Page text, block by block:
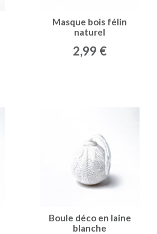
Masque bois félin
naturel
2,99 €
Boule déco en laine
blanche